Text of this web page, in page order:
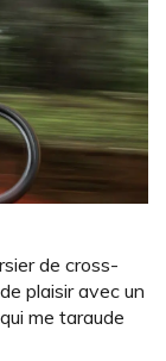
de cross-
plaisir avec un
me taraude